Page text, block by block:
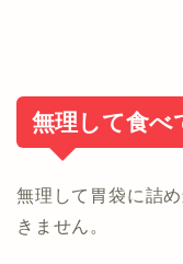
無理して食べ
無理して胃袋に詰
きません。